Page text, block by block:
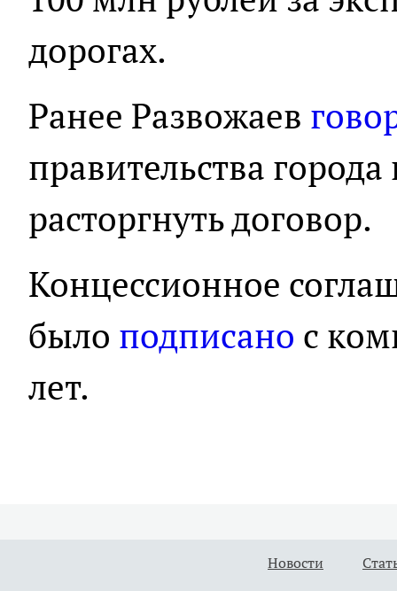
дорогах.
Ранее Развожаев
правительства
расторгнуть договор.
Концессионное
было подписано с
лет.
Новости